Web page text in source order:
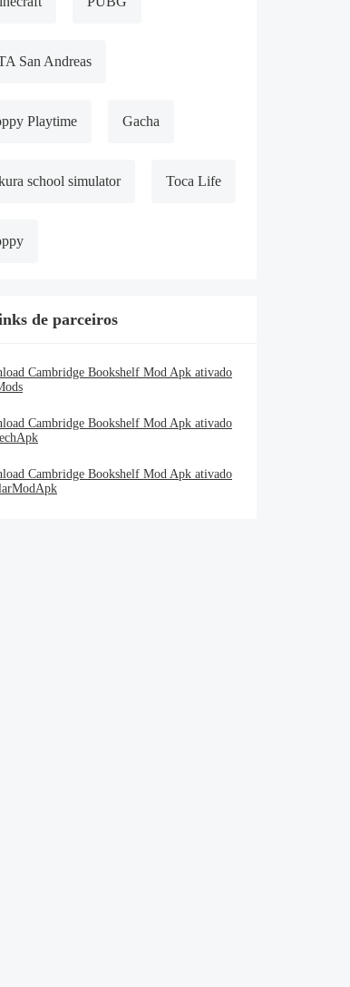
San Andreas
Playtime Gacha
school simulator Toca Life
de parceiros
Cambridge Bookshelf Mod Apk ativado
Cambridge Bookshelf Mod Apk ativado
Cambridge Bookshelf Mod Apk ativado